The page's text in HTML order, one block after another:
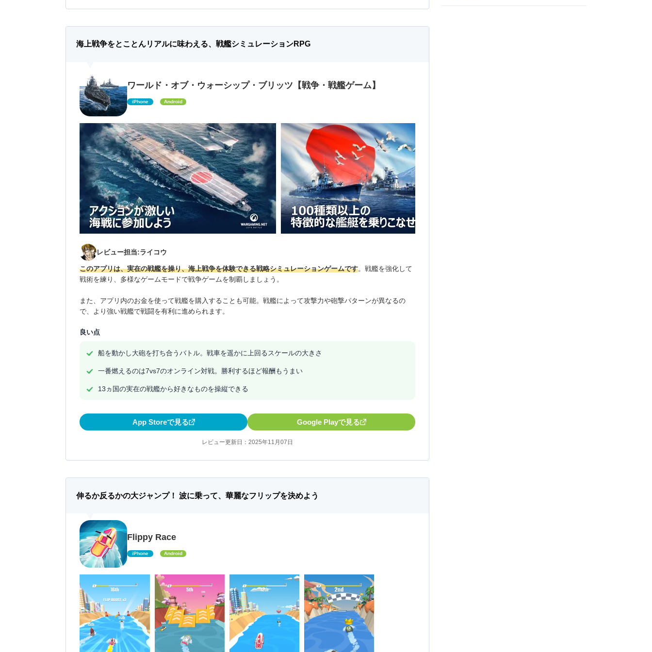
海上戦争をとことんリアルに味わえる、戦艦シミュレーションRPG
ワールド・オブ・ウォーシップ・ブリッツ【戦争・戦艦ゲーム】
iPhone Android
レビュー担当:ライコウ
このアプリは、実在の戦艦を操り、海上戦争を体験できる戦略シミュレーションゲームです。戦艦を強化して
戦術を練り、多様なゲームモードで戦争ゲームを制覇しましょう。
また、アプリ内のお金を使って戦艦を購入することも可能。戦艦によって攻撃力や砲撃パターンが異なるの
で、より強い戦艦で戦闘を有利に進められます。
良い点
船を動かし大砲を打ち合うバトル。戦車を遥かに上回るスケールの大きさ
一番燃えるのは7vs7のオンライン対戦。勝利するほど報酬もうまい
13ヵ国の実在の戦艦から好きなものを操縦できる
App Storeで見る Google Playで見る
レビュー更新日：2025年11月07日
伸るか反るかの大ジャンプ！ 波に乗って、華麗なフリップを決めよう
Flippy Race
iPhone Android